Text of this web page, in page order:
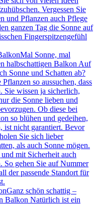
Vergessen Sie
und Pflanzen auch Pflege
ganzen Tag die Sonne auf
Fingerspitzengefühl
Mal Sonne, mal
halbschattigen Balkon Auf
Sonne und Schatten ab?
so aussuchen, dass
Sie wissen ja sicherlich,
die Sonne lieben und
Ob diese bei
so blühen und gedeihen,
ist nicht garantiert. Bevor
Sie sich lieber
als auch Sonne mögen.
mit Sicherheit auch
So gehen Sie auf Nummer
der passende Standort für
Ganz schön schattig –
Balkon Natürlich ist ein